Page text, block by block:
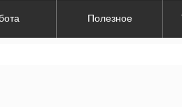
Полезное